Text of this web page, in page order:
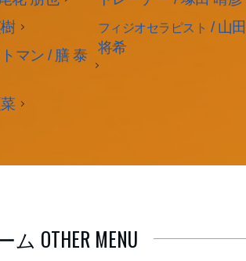
フィジオセラピスト / 山田
将希
マン / 膳 泰
OTHER MENU